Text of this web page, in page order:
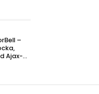
–
Ajax-